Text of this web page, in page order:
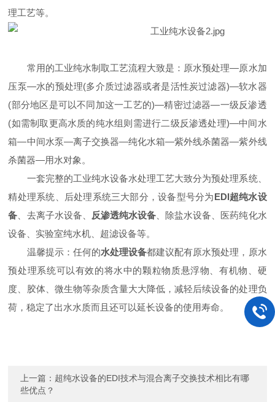
理工艺等。
常用的工业纯水制取工艺流程大致是：原水预处理—原水加
压泵—水的预处理(多介质过滤器或者是活性炭过滤器)—软水器
(部分地区是可以不同加这一工艺的)—精密过滤器—一级反渗透
(如需制取更高水质的纯水组则需进行二级反渗透处理)—中间水
箱—中间水泵—离子交换器—纯化水箱—紫外线杀菌器—紫外线
杀菌器—用水对象。
一套完整的工业纯水设备水处理工艺大致分为预处理系统、
精处理系统、后处理系统三大部分，设备型号分为EDI超纯水设
备 、去离子水设备、 反渗透纯水设备 、除盐水设备、医药纯化水
设备、实验室纯水机、超滤设备等。
温馨提示：任何的水处理设备都建议配有原水预处理，原水
预处理系统可以有效的将水中的颗粒物质悬浮物、有机物、硬
度、胶体、微生物等杂质含量大大降低，减轻后续设备的处理负
荷，稳定了出水水质而且还可以延长设备的使用寿命。
上一篇： 超纯水设备的EDI技术与混合离子交换技术相比有哪
些优点？